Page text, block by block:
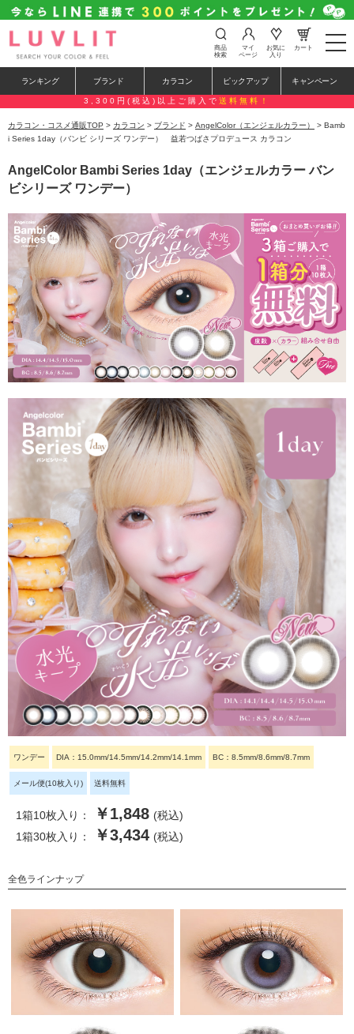
t
o
e
n
a
n
商品
検索
マイ
ページ
お気に
入り
カート
ランキング ブランド カラコン ピックアップ キャンペーン
3,300円(税込)以上ご購入で 送料無料！
カラコン・コスメ通販TOP > カラコン > ブランド > AngelColor（エンジェルカラー）
> Bamb
i Series 1day（バンビ シリーズ ワンデー） 益若つばさプロデュース カラコン
AngelColor Bambi Series 1day（エンジェルカラー バン
ビシリーズ ワンデー）
ワンデー DIA：15.0mm/14.5mm/14.2mm/14.1mm BC：8.5mm/8.6mm/8.7mm
メール便(10枚入り) 送料無料
1箱10枚入り： ￥1,848 (税込)
1箱30枚入り：
￥3,434 (税込)
全色ラインナップ